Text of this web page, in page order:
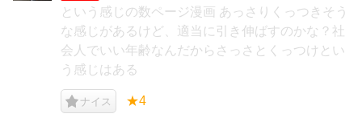
という感じの数ページ漫画 あっさりくっつきそう
な感じがあるけど、適当に引き伸ばすのかな？社
会人でいい年齢なんだからさっさとくっつけとい
う感じはある
ナイス ★4